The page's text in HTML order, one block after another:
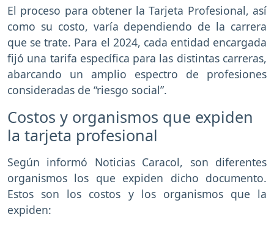
El proceso para obtener la Tarjeta Profesional, así
como su costo, varía dependiendo de la carrera
que se trate. Para el 2024, cada entidad encargada
fijó una tarifa específica para las distintas carreras,
abarcando un amplio espectro de profesiones
consideradas de “riesgo social”.
Costos y organismos que expiden
la tarjeta profesional
Según informó Noticias Caracol, son diferentes
organismos los que expiden dicho documento.
Estos son los costos y los organismos que la
expiden: